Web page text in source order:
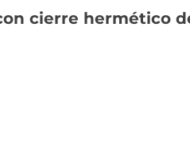
cierre hermético